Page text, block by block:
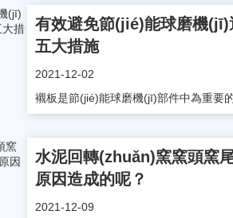
有效避免節(jié)能球磨機
五大措施
2021-12-02
襯板是節(jié)能球磨機(jī)部件中為重要
水泥回轉(zhuǎn)窯窯頭窯
原因造成的呢？
2021-12-09